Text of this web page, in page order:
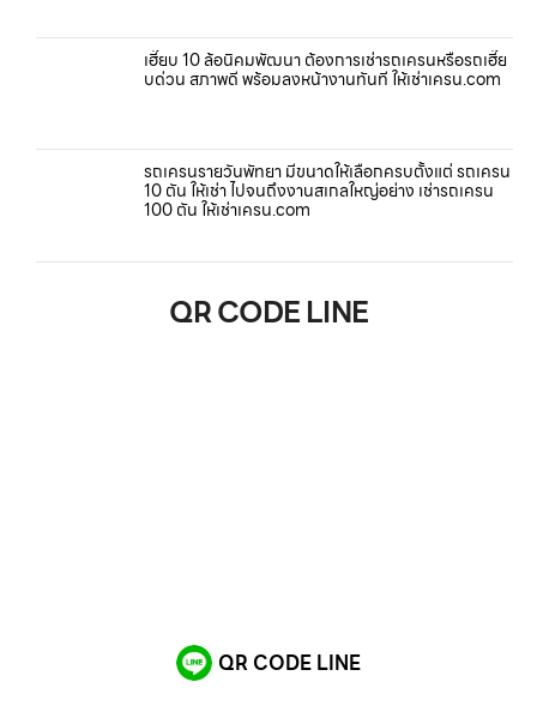
เฮี๊ยบ 10 ล้อนิคมพัฒนา ต้องการเช่ารถเครนหรือรถเฮี๊ย
บด่วน สภาพดี พร้อมลงหน้างานทันที ให้เช่าเครน.com
รถเครนรายวันพัทยา มีขนาดให้เลือกครบตั้งแต่ รถเครน
10 ตัน ให้เช่า ไปจนถึงงานสเกลใหญ่อย่าง เช่ารถเครน
100 ตัน ให้เช่าเครน.com
QR CODE LINE
QR CODE LINE